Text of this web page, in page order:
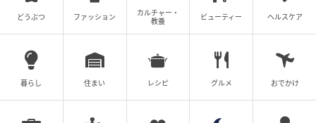
どうぶつ ファッション
カルチャー・
教養
ビューティー ヘルスケア
暮らし 住まい レシピ グルメ おでかけ